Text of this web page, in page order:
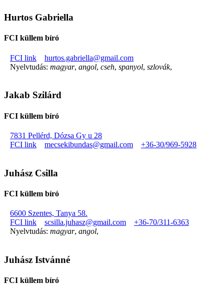
Hurtos Gabriella
FCI küllem bíró
FCI link
hurtos.gabriella@gmail.com
Nyelvtudás: magyar, angol, cseh, spanyol, szlovák,
Jakab Szilárd
FCI küllem bíró
7831 Pellérd, Dózsa Gy u 28
FCI link
mecsekibundas@gmail.com +36-30/969-5928
Juhász Csilla
FCI küllem bíró
6600 Szentes, Tanya 58.
FCI link
scsilla.juhasz@gmail.com
+36-70/311-6363
Nyelvtudás: magyar, angol,
Juhász Istvánné
FCI küllem bíró